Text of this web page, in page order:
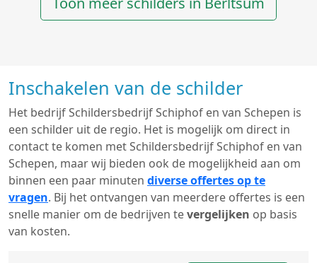
Inschakelen van de schilder
Het bedrijf Schildersbedrijf Schiphof en van Schepen is
een schilder uit de regio. Het is mogelijk om direct in
contact te komen met Schildersbedrijf Schiphof en van
Schepen, maar wij bieden ook de mogelijkheid aan om
binnen een paar minuten diverse offertes op te
vragen. Bij het ontvangen van meerdere offertes is een
snelle manier om de bedrijven tevergelijken op basis
van kosten.